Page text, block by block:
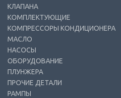
КЛАПАНА
КОМПЛЕКТУЮЩИЕ
КОМПРЕССОРЫ КОНДИЦИОНЕРА
МАСЛО
НАСОСЫ
ОБОРУДОВАНИЕ
ПЛУНЖЕРА
ПРОЧИЕ ДЕТАЛИ
РАМПЫ